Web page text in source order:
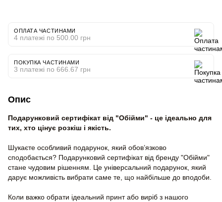
ОПЛАТА ЧАСТИНАМИ
4 платежі по 500.00 грн
ПОКУПКА ЧАСТИНАМИ
3 платежі по 666.67 грн
Опис
Подарунковий сертифікат від "Обійми" - це ідеально для
тих, хто цінує розкіш і якість.
Шукаєте особливий подарунок, який обов’язково
сподобається? Подарунковий сертифікат від бренду "Обійми"
стане чудовим рішенням. Це універсальний подарунок, який
дарує можливість вибрати саме те, що найбільше до вподоби.
Коли важко обрати ідеальний принт або виріб з нашого